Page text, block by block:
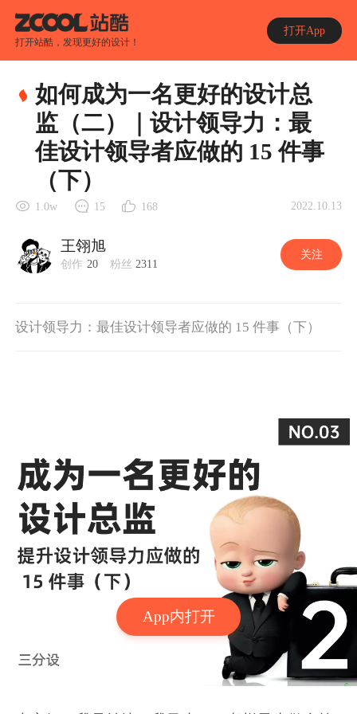
打开站酷，发现更好的设计！
打开App
App内打开
如何成为一名更好的设计总
监（二）｜设计领导力：最
佳设计领导者应做的 15 件事
（下）
1.0w 15 168 2022.10.13
王翎旭
创作 20 粉丝 2311
关注
设计领导力：最佳设计领导者应做的 15 件事（下）